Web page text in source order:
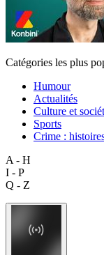
Catégories les plus
Humour
Actualités
Culture et
Sports
Crime :
A - H
I - P
Q - Z